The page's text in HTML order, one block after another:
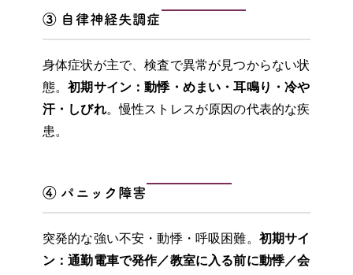
③ 自律神経失調症
身体症状が主で、検査で異常が見つからない状
態。初期サイン：動悸・めまい・耳鳴り・冷や
汗・しびれ。慢性ストレスが原因の代表的な疾
患。
④ パニック障害
突発的な強い不安・動悸・呼吸困難。 初期サイ
ン：通勤電車で発作／教室に入る前に動悸／会